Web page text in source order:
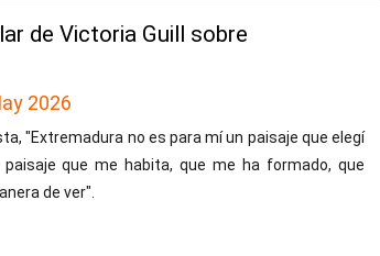
de Victoria Guill sobre
2026
"Extremadura no es para mí un paisaje que elegí
que me habita, que me ha formado, que
de ver".